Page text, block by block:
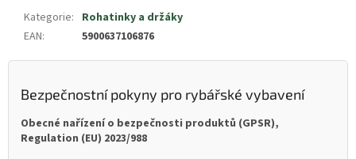
Kategorie: Rohatinky a držáky
EAN: 5900637106876
Bezpečnostní pokyny pro rybářské vybavení
Obecné nařízení o bezpečnosti produktů (GPSR),
Regulation (EU) 2023/988